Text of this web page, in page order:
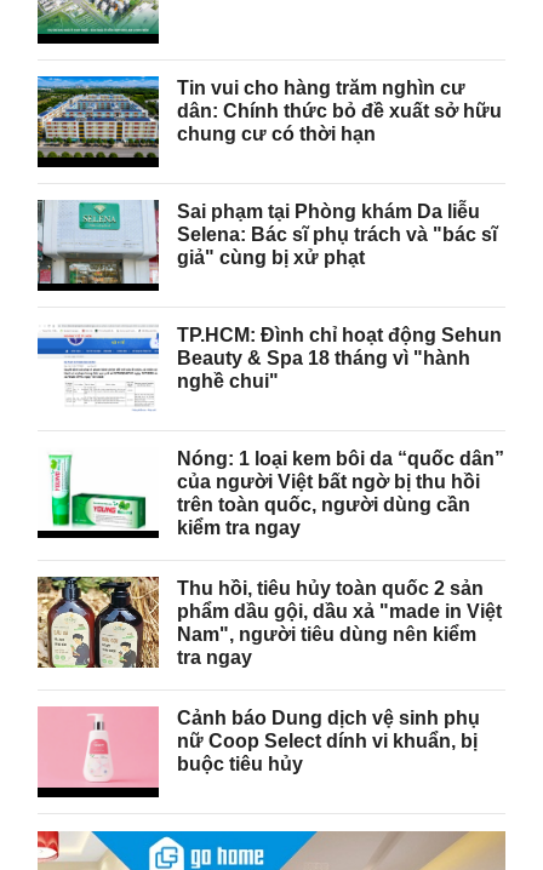
Tin vui cho hàng trăm nghìn cư
dân: Chính thức bỏ đề xuất sở hữu
chung cư có thời hạn
Sai phạm tại Phòng khám Da liễu
Selena: Bác sĩ phụ trách và "bác sĩ
giả" cùng bị xử phạt
TP.HCM: Đình chỉ hoạt động Sehun
Beauty & Spa 18 tháng vì "hành
nghề chui"
Nóng: 1 loại kem bôi da “quốc dân”
của người Việt bất ngờ bị thu hồi
trên toàn quốc, người dùng cần
kiểm tra ngay
Thu hồi, tiêu hủy toàn quốc 2 sản
phẩm dầu gội, dầu xả "made in Việt
Nam", người tiêu dùng nên kiểm
tra ngay
Cảnh báo Dung dịch vệ sinh phụ
nữ Coop Select dính vi khuẩn, bị
buộc tiêu hủy